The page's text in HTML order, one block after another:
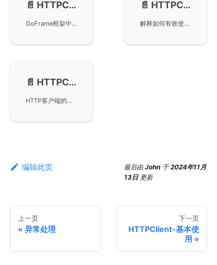
📄️ HTTPClient-拦截器/中间件
GoFrame框架中的HTTPClient拦截器/中间件特性，可用于全局请求拦截和参数校验。通过中间件，开发者可以在请求的前置和后置阶段插入自定义逻辑，修改提交参数或返回参数，实现签名参数注入等功能，确保接口参数的安全性。
📄️ HTTPClient-常见问题
解释如何有效使用GoFrame框架中的gclient.Client对象，以提高效率和降低资源使用。包含gclient.Client对象复用的建议以及如何处理非法字符问题，通过示例演示设置正确的ContentType。
📄️ HTTPClient-监控指标
HTTP客户端的监控指标功能，默认情况下是关闭状态，以免影响性能。它提供了多种指标供用户参考，如请求执行的时间开销、连接创建时间以及请求的字节总大小等，只有在metric特性全局开启时才会启用这些指标，帮助用户更好地进行性能分析。
编辑此页 最后由John 于2024年11月
13日 更新
上一页
异常处理
下一页
HTTPClient-基本使
用